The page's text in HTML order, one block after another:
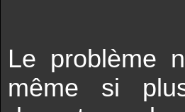
Le problème
même si